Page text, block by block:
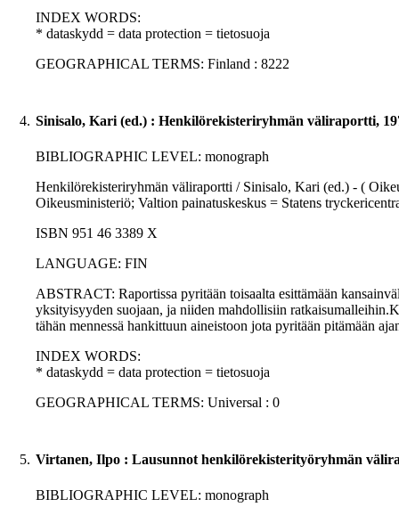
INDEX WORDS:
* dataskydd = data protection = tietosuoja
GEOGRAPHICAL TERMS: Finland : 8222
4. Sinisalo, Kari (ed.) : Henkilörekisteriryhmän väliraportti,
BIBLIOGRAPHIC LEVEL: monograph
Henkilörekisteriryhmän väliraportti / Sinisalo, Kari (ed.) - (
Oikeusministeriö; Valtion painatuskeskus = Statens
ISBN 951 46 3389 X
LANGUAGE: FIN
ABSTRACT: Raportissa pyritään toisaalta esittämään
yksityisyyden suojaan, ja niiden mahdollisiin
tähän mennessä hankittuun aineistoon jota pyritään pitämään
INDEX WORDS:
* dataskydd = data protection = tietosuoja
GEOGRAPHICAL TERMS: Universal : 0
5. Virtanen, Ilpo : Lausunnot henkilörekisterityöryhmän
BIBLIOGRAPHIC LEVEL: monograph